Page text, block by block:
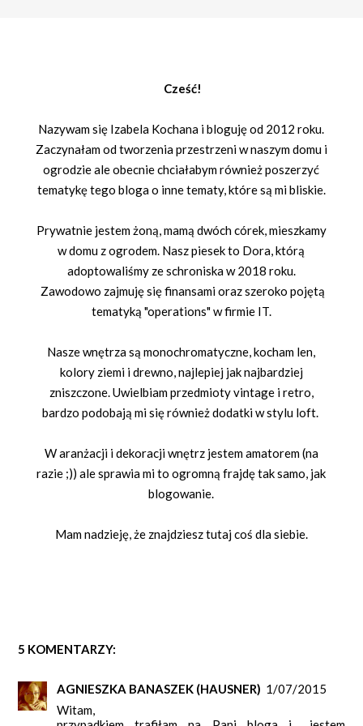
Cześć!
Nazywam się Izabela Kochana i bloguję od 2012 roku.
Zaczynałam od tworzenia przestrzeni w naszym domu i
ogrodzie ale obecnie chciałabym również poszerzyć
tematykę tego bloga o inne tematy, które są mi bliskie.
Prywatnie jestem żoną, mamą dwóch córek, mieszkamy
w domu z ogrodem. Nasz piesek to Dora, którą
adoptowaliśmy ze schroniska w 2018 roku.
Zawodowo zajmuję się finansami oraz szeroko pojętą
tematyką "operations" w firmie IT.
Nasze wnętrza są monochromatyczne, kocham len,
kolory ziemi i drewno, najlepiej jak najbardziej
zniszczone. Uwielbiam przedmioty vintage i retro,
bardzo podobają mi się również dodatki w stylu loft.
W aranżacji i dekoracji wnętrz jestem amatorem (na
razie ;)) ale sprawia mi to ogromną frajdę tak samo, jak
blogowanie.
Mam nadzieję, że znajdziesz tutaj coś dla siebie.
5 KOMENTARZY:
AGNIESZKA BANASZEK (HAUSNER) 1/07/2015
Witam,